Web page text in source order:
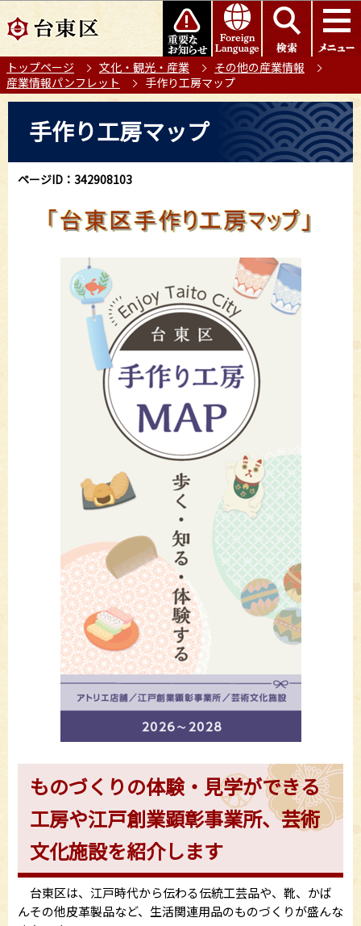
の
ー
ジ
このページの本文へ移動
トップページ 文化・観光・産業
その他の産業情報
産業情報パンフレット
手作り工房マップ
手作り工房マップ
ページID：342908103
ものづくりの体験・見学ができる
工房や江戸創業顕彰事業所、芸術
文化施設を紹介します
台東区は、江戸時代から伝わる伝統工芸品や、靴、かば
んその他皮革製品など、生活関連用品のものづくりが盛んな